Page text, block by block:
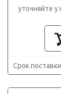
уточняйте
Срок